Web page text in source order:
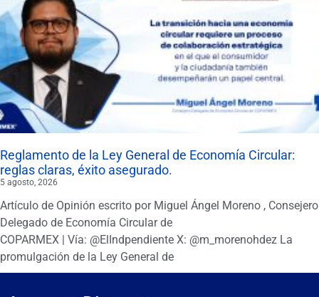
Reglamento de la Ley General de Economía Circular:
reglas claras, éxito asegurado.
5 agosto, 2026
Artículo de Opinión escrito por Miguel Ángel Moreno , Consejero
Delegado de Economía Circular de
COPARMEX | Vía: @ElIndpendiente X: @m_morenohdez La
promulgación de la Ley General de